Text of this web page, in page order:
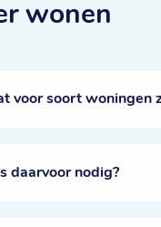
wonen
voor soort woningen
daarvoor nodig?